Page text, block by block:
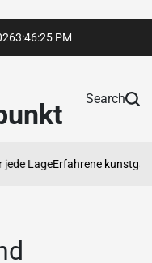
3:46:25 PM
Search
LageErfahrene